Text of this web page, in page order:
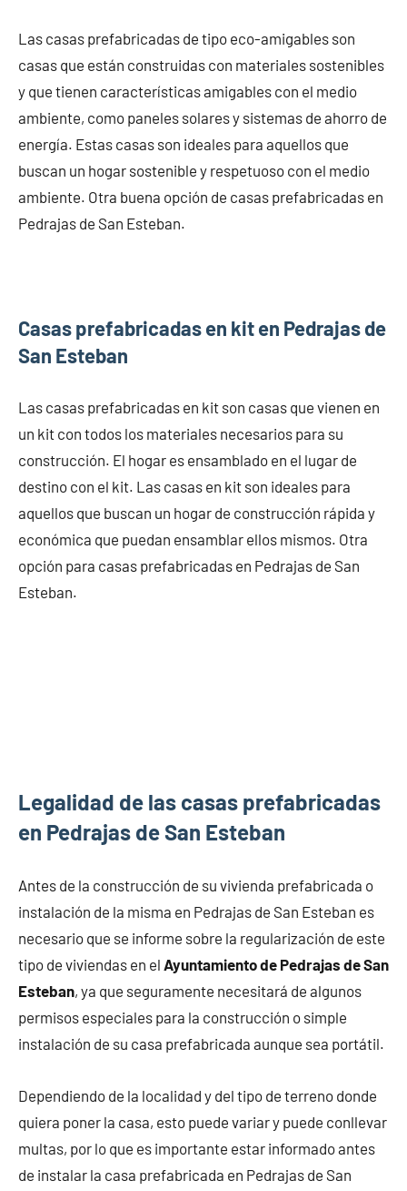
Las casas prefabricadas de tipo eco-amigables son
casas que están construidas con materiales sostenibles
y que tienen características amigables con el medio
ambiente, como paneles solares y sistemas de ahorro de
energía. Estas casas son ideales para aquellos que
buscan un hogar sostenible y respetuoso con el medio
ambiente. Otra buena opción de casas prefabricadas en
Pedrajas de San Esteban.
Casas prefabricadas en kit en Pedrajas de
San Esteban
Las casas prefabricadas en kit son casas que vienen en
un kit con todos los materiales necesarios para su
construcción. El hogar es ensamblado en el lugar de
destino con el kit. Las casas en kit son ideales para
aquellos que buscan un hogar de construcción rápida y
económica que puedan ensamblar ellos mismos. Otra
opción para casas prefabricadas en Pedrajas de San
Esteban.
Legalidad de las casas prefabricadas
en Pedrajas de San Esteban
Antes de la construcción de su vivienda prefabricada o
instalación de la misma en Pedrajas de San Esteban es
necesario que se informe sobre la regularización de este
tipo de viviendas en el Ayuntamiento de Pedrajas de San
Esteban, ya que seguramente necesitará de algunos
permisos especiales para la construcción o simple
instalación de su casa prefabricada aunque sea portátil.
Dependiendo de la localidad y del tipo de terreno donde
quiera poner la casa, esto puede variar y puede conllevar
multas, por lo que es importante estar informado antes
de instalar la casa prefabricada en Pedrajas de San